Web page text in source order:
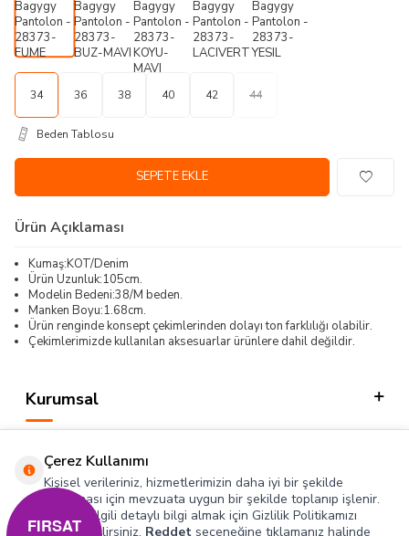
34 36 38 40 42 44
Beden Tablosu
SEPETE EKLE
Ürün Açıklaması
Kumaş:KOT/Denim
Ürün Uzunluk:105cm.
Modelin Bedeni:38/M beden.
Manken Boyu:1.68cm.
Ürün renginde konsept çekimlerinden dolayı ton farklılığı olabilir.
Çekimlerimizde kullanılan aksesuarlar ürünlere dahil değildir.
Kurumsal
Hızlı Erişim
Sosyal
Çerez Kullanımı
Kişisel verileriniz, hizmetlerimizin daha iyi bir şekilde
sunulması için mevzuata uygun bir şekilde toplanıp işlenir.
Konuyla ilgili detaylı bilgi almak için Gizlilik Politikamızı
inceleyebilirsiniz. Reddet seçeneğine tıklamanız halinde
FIRSAT